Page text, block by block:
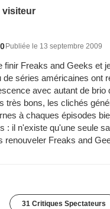
visiteur
Publiée le 13 septembre 2009
finir Freaks and Geeks et
de séries américaines ont
avec autant de brio
très bons, les clichés
à chaques épisodes
: il n'existe qu'une seule
renouveler Freaks and
31 Critiques Spectateurs